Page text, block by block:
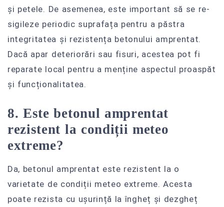
și petele. De asemenea, este important să se re-
sigileze periodic suprafața pentru a păstra
integritatea și rezistența betonului amprentat.
Dacă apar deteriorări sau fisuri, acestea pot fi
reparate local pentru a menține aspectul proaspăt
și funcționalitatea.
8. Este betonul amprentat
rezistent la condiții meteo
extreme?
Da, betonul amprentat este rezistent la o
varietate de condiții meteo extreme. Acesta
poate rezista cu ușurință la îngheț și dezgheț